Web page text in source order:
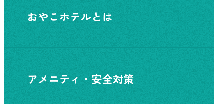
おやこホテルとは
アメニティ・安全対策